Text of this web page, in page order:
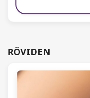
RÖVIDEN